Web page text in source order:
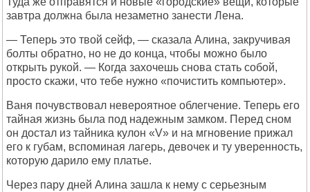
завтра должна была незаметно занести Лена.
— Теперь это твой сейф, — сказала Алина, закручивая
болты обратно, но не до конца, чтобы можно было
открыть рукой. — Когда захочешь снова стать собой,
просто скажи, что тебе нужно «почистить компьютер».
Ваня почувствовал невероятное облегчение. Теперь его
тайная жизнь была под надежным замком. Перед сном
он достал из тайника кулон «V» и на мгновение прижал
его к губам, вспоминая лагерь, девочек и ту уверенность,
которую дарило ему платье.
Через пару дней Алина зашла к нему с серьезным